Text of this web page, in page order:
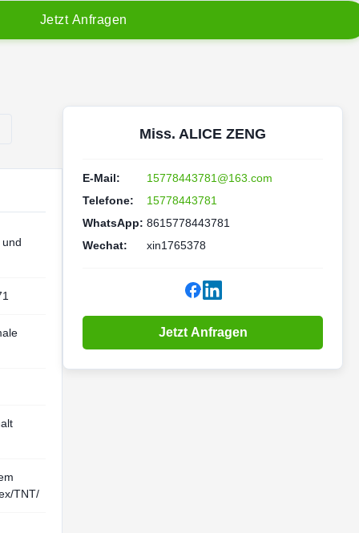
Jetzt Anfragen
TNT/
Miss. ALICE ZENG
E-Mail:
15778443781@163.com
Telefone:
15778443781
WhatsApp: 8615778443781
Wechat:
xin1765378
Jetzt Anfragen